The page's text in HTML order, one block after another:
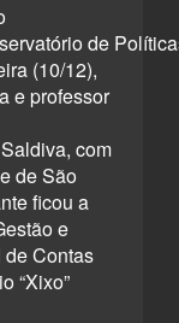
de
(10/12),
e professor
com
de São
ficou a
e
Contas
“Xixo”